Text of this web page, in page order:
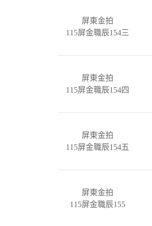
屏東金拍
115屏金職辰154三
屏東金拍
115屏金職辰154四
屏東金拍
115屏金職辰154五
屏東金拍
115屏金職辰155